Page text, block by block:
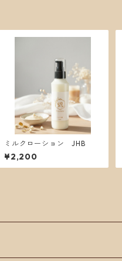
ミルクローション JHB
¥2,200